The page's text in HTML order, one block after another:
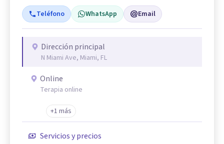
Teléfono WhatsApp Email
Dirección principal
N Miami Ave, Miami, FL
Online
Terapia online
+1 más
Servicios y precios